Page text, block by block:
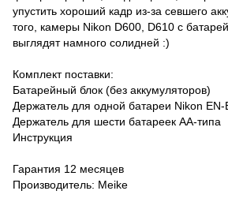
упустить хороший кадр из-за севшего
того, камеры Nikon D600, D610 с
выглядят намного солидней :)
Комплект поставки:
Батарейный блок (без аккумуляторов)
Держатель для одной батареи Nikon EN-
Держатель для шести батареек АА-типа
Инструкция
Гарантия 12 месяцев
Производитель: Мeike